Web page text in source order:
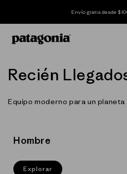
Cambia o devuelve gratis
C
l
c
c
Recién
Equipo moderno para un
Hombre
Explorar